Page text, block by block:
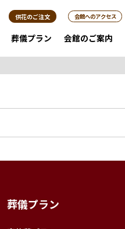
供花のご注文 会館へのアクセス
葬儀プラン 会館のご案内
葬儀プラン